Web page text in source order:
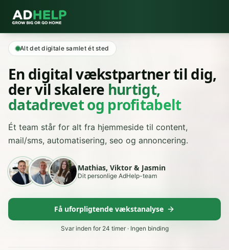
Alt det digitale samlet ét sted
En digital vækstpartner til dig,
der vil skalere hurtigt,
datadrevet og profitabelt
Ét team står for alt fra hjemmeside til content,
mail/sms, automatisering, seo og annoncering.
Mathias, Viktor & Jasmin
Dit personlige AdHelp-team
Få uforpligtende vækstanalyse
Svar inden for 24 timer · Ingen binding